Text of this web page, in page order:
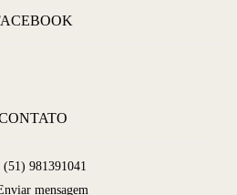
(51) 981391041
mensagem